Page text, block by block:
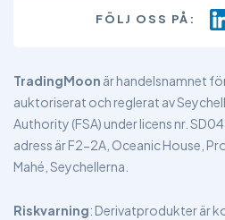
FÖLJ OSS PÅ:
TradingMoon är handelsnamnet
auktoriserat och reglerat av
Authority (FSA) under licens nr.
adress är F2-2A, Oceanic House,
Mahé, Seychellerna.
Riskvarning: Derivatprodukter är